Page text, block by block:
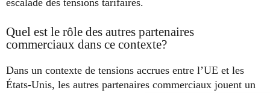
Quel est le rôle des autres partenaires
commerciaux dans ce contexte?
Dans un contexte de tensions accrues entre l’UE et les
États-Unis, les autres partenaires commerciaux jouent un